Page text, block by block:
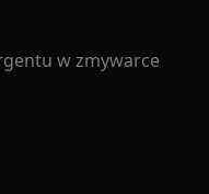
w zmywarce